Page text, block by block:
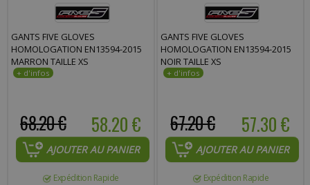
GANTS FIVE GLOVES
HOMOLOGATION EN13594-2015
MARRON TAILLE XS
58.20 €
68.20 €
AJOUTER AU PANIER
Expédition Rapide
GANTS FIVE GLOVES
HOMOLOGATION EN13594-2015
NOIR TAILLE XS
57.30 €
67.20 €
AJOUTER AU PANIER
Expédition Rapide